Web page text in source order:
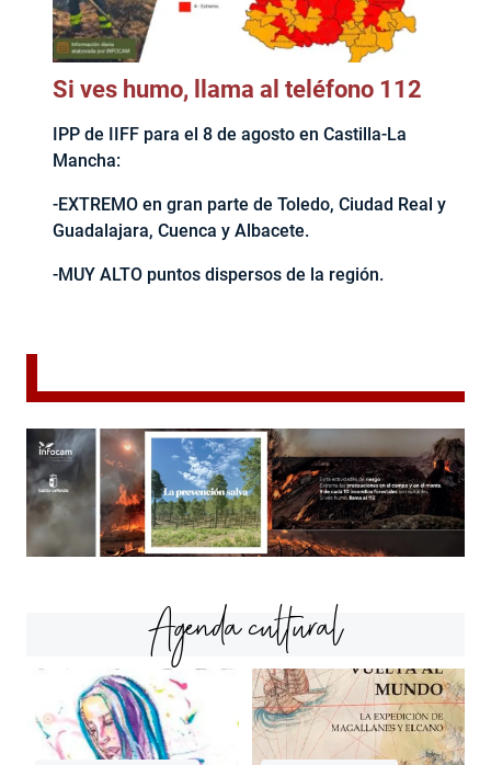
Si ves humo, llama al teléfono 112
IPP de IIFF para el 8 de agosto en Castilla-La
Mancha:
-EXTREMO en gran parte de Toledo, Ciudad Real y
Guadalajara, Cuenca y Albacete.
-MUY ALTO puntos dispersos de la región.
Agenda cultural